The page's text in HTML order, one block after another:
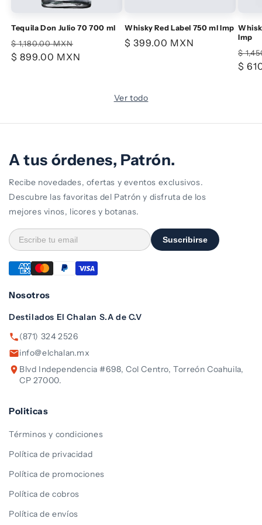
Tequila Don Julio 70 700 ml
Precio
habitual
$ 1,180.00 MXN
de
$ 899.00 MXN
Whisky Red Label 750 ml Imp
Precio
$ 399.00 MXN
Imp
$
$
Ver todo
A tus órdenes, Patrón.
Recibe novedades, ofertas y eventos exclusivos.
Descubre las favoritas del Patrón y disfruta de los
mejores vinos, licores y botanas.
Suscribirse
Nosotros
Destilados El Chalan S.A de C.V
(871) 324 2526
info@elchalan.mx
Blvd Independencia #698, Col Centro, Torreón Coahuila,
CP 27000.
Politicas
Términos y condiciones
Política de privacidad
Política de promociones
Política de cobros
Política de envíos